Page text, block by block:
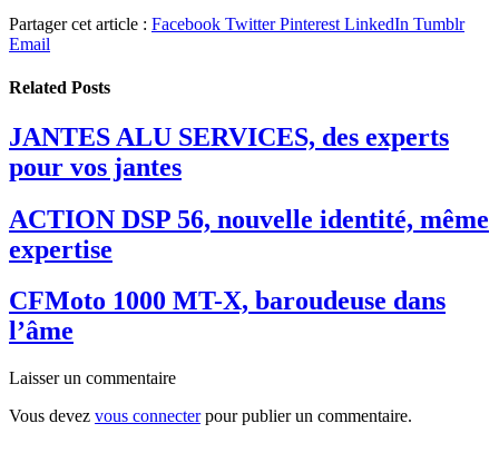
Partager cet article : Facebook Twitter Pinterest LinkedIn Tumblr
Email
Related Posts
JANTES ALU SERVICES, des experts
pour vos jantes
ACTION DSP 56, nouvelle identité, même
expertise
CFMoto 1000 MT-X, baroudeuse dans
l’âme
Laisser un commentaire
Vous devez vous connecterpour publier un commentaire.